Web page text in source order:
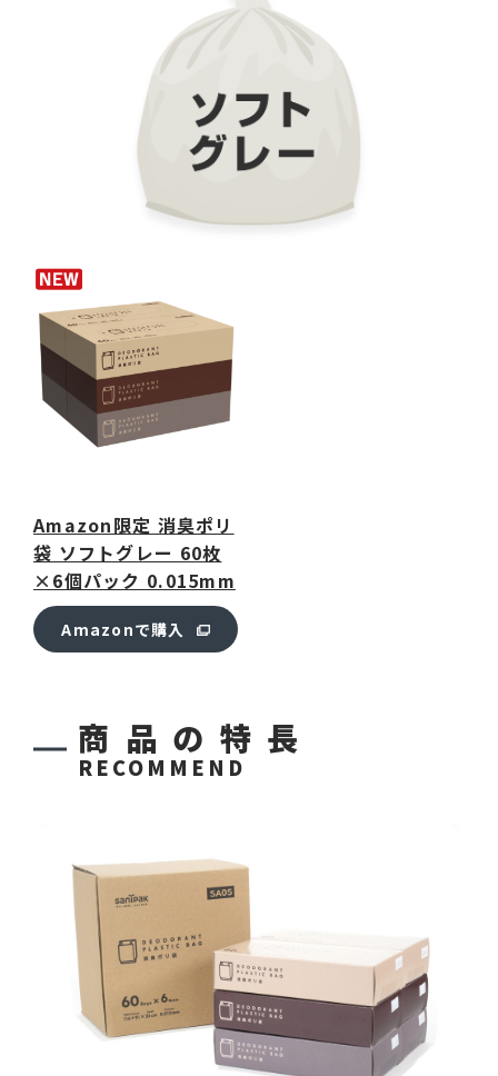
Amazon限定 消臭ポリ
袋 ソフトグレー 60枚
×6個パック 0.015mm
Amazonで購入
商品の特長
RECOMMEND